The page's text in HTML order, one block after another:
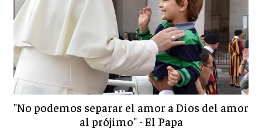
"No podemos separar el amor a Dios del amor
al prójimo" - El Papa